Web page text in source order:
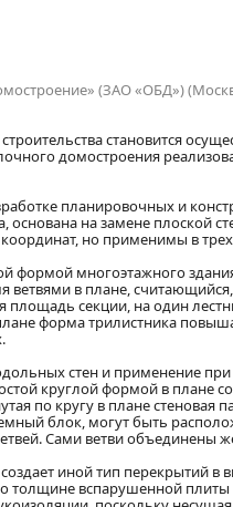
(ЗАО «ОБД»)
становится
домостроения
планировочных и
основана на замене плоской
но применимы в
формой многоэтажного
в плане,
секции, на один
форма трилистника
стен и применение
круглой формой в плане
по кругу в плане
блок, могут быть
Сами ветви объединены
создает иной тип
толщине вспарушенной